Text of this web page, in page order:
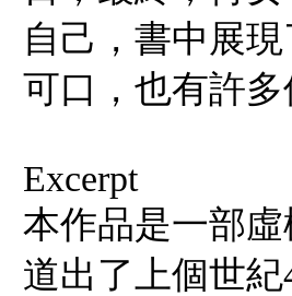
自己，書中展
可口，也有許
Excerpt
本作品是一部
道出了上個世